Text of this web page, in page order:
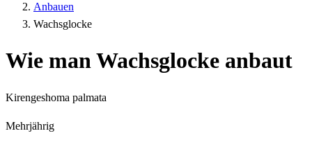
Anbauen
Wachsglocke
Wie man Wachsglocke anbaut
Kirengeshoma palmata
Mehrjährig